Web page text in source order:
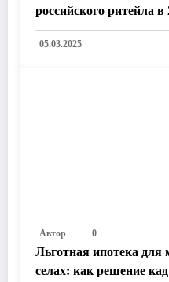
российского ритейла в
Технологии,
тренды
05.03.2025
Автор 0
Льготная ипотека для
селах: как решение